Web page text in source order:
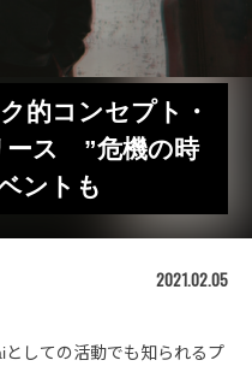
的コンセプト・
ース ”危機の時
ントも
2021.02.05
しての活動でも知られるプ